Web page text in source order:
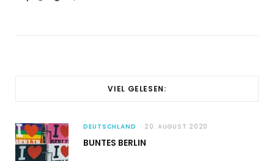
VIEL GELESEN:
DEUTSCHLAND 20. AUGUST 2020
BUNTES BERLIN